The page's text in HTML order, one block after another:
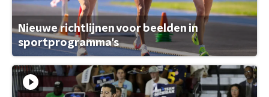
Nieuwe richtlijnen voor beelden in
sportprogramma's